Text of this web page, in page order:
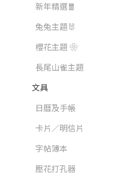
新年精選🧧
兔兔主題🐰
櫻花主題 ❀
長尾山雀主題
文具
日曆及手帳
卡片／明信片
字帖簿本
壓花打孔器